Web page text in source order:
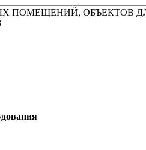
ПОМЕЩЕНИЙ, ОБЪЕКТОВ